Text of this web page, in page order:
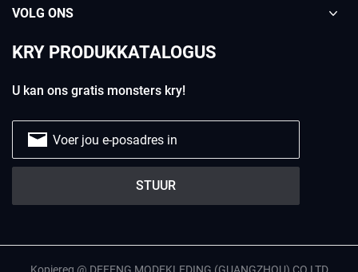
VOLG ONS
KRY PRODUKKATALOGUS
U kan ons gratis monsters kry!